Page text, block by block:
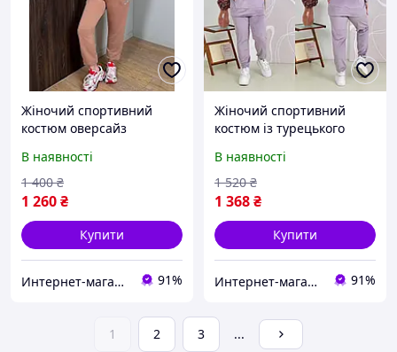
Жіночий спортивний
костюм оверсайз
двонитка спорт, розміри
50-60, різні кольори
Виробник Одеса
В наявності
1 260₴
1 400 ₴
Купити
Интернет-магазин "All Shop" 91%
Жіночий спортивний
костюм із турецького
Виробник Одеса
В наявності
1 368₴
1 520 ₴
Купити
Интернет-магазин "All Shop" 91%
1 2 3 ...